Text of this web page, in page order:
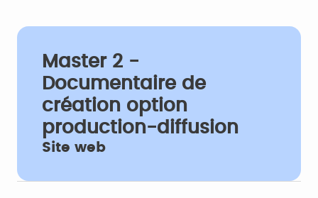
Master 2 -
Documentaire de
création option
production-diffusion
Site web